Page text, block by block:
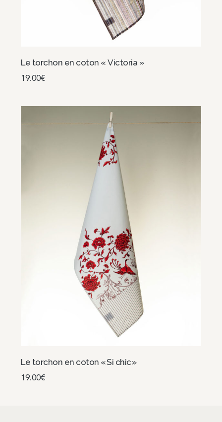
Le torchon en coton « Victoria »
19.00€
Le torchon en coton « Si chic »
19.00€